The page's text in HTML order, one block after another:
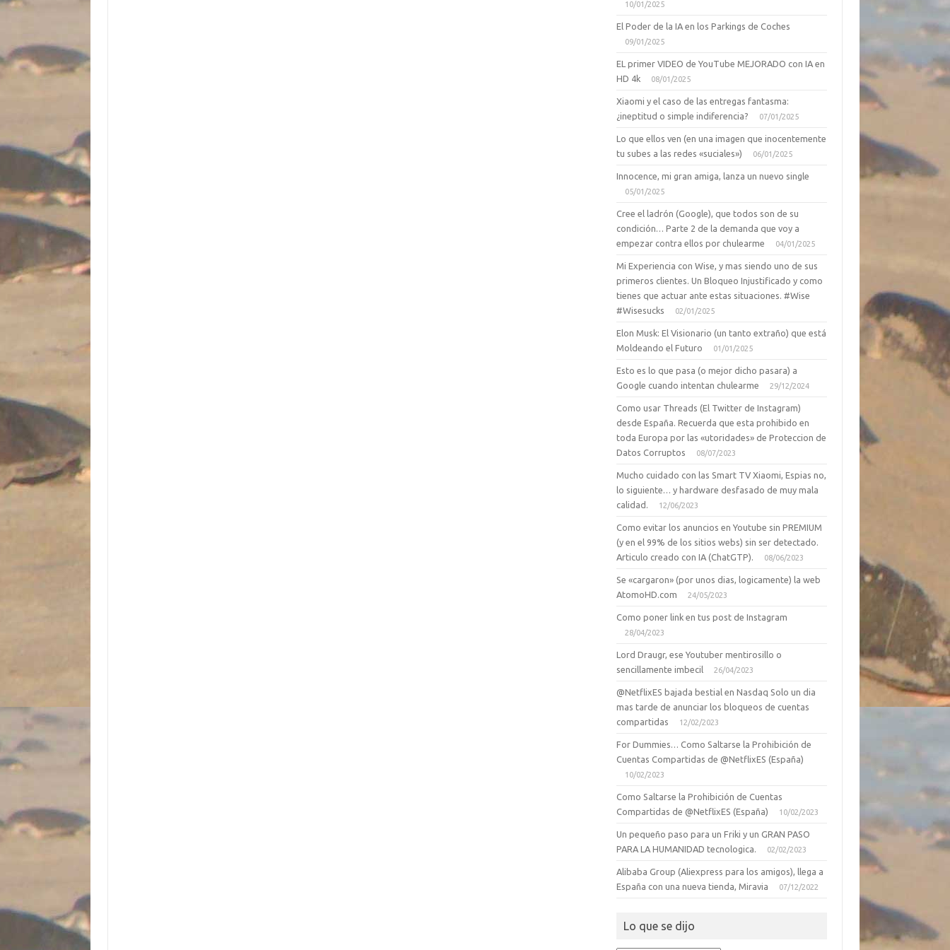
10/01/2025
El Poder de la IA en los Parkings de Coches
09/01/2025
EL primer VIDEO de YouTube MEJORADO con IA en
HD 4k
08/01/2025
Xiaomi y el caso de las entregas fantasma:
¿ineptitud o simple indiferencia?
07/01/2025
Lo que ellos ven (en una imagen que inocentemente
tu subes a las redes «suciales»)
06/01/2025
Innocence, mi gran amiga, lanza un nuevo single
05/01/2025
Cree el ladrón (Google), que todos son de su
condición… Parte 2 de la demanda que voy a
empezar contra ellos por chulearme
04/01/2025
Mi Experiencia con Wise, y mas siendo uno de sus
primeros clientes. Un Bloqueo Injustificado y como
tienes que actuar ante estas situaciones. #Wise
#Wisesucks
02/01/2025
Elon Musk: El Visionario (un tanto extraño) que está
Moldeando el Futuro
01/01/2025
Esto es lo que pasa (o mejor dicho pasara) a
Google cuando intentan chulearme
29/12/2024
Como usar Threads (El Twitter de Instagram)
desde España. Recuerda que esta prohibido en
toda Europa por las «utoridades» de Proteccion de
Datos Corruptos
08/07/2023
Mucho cuidado con las Smart TV Xiaomi, Espias no,
lo siguiente… y hardware desfasado de muy mala
calidad.
12/06/2023
Como evitar los anuncios en Youtube sin PREMIUM
(y en el 99% de los sitios webs) sin ser detectado.
Articulo creado con IA (ChatGTP).
08/06/2023
Se «cargaron» (por unos dias, logicamente) la web
AtomoHD.com
24/05/2023
Como poner link en tus post de Instagram
28/04/2023
Lord Draugr, ese Youtuber mentirosillo o
sencillamente imbecil
26/04/2023
@NetflixES bajada bestial en Nasdaq Solo un dia
mas tarde de anunciar los bloqueos de cuentas
compartidas
12/02/2023
For Dummies… Como Saltarse la Prohibición de
Cuentas Compartidas de @NetflixES (España)
10/02/2023
Como Saltarse la Prohibición de Cuentas
Compartidas de @NetflixES (España)
10/02/2023
Un pequeño paso para un Friki y un GRAN PASO
PARA LA HUMANIDAD tecnologica.
02/02/2023
Alibaba Group (Aliexpress para los amigos), llega a
España con una nueva tienda, Miravia
07/12/2022
Lo que se dijo